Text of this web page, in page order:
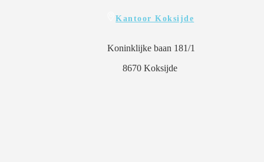
Kantoor Koksijde
Koninklijke baan 181/1
8670 Koksijde